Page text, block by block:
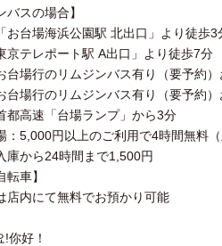
バスの場合】
お台場海浜公園駅 北出口」より徒歩3
京テレポート駅 A出口」より徒歩7分
台場行のリムジンバス有り（要予約
台場行のリムジンバス有り（要予約
都高速「台場ランプ」から3分
：5,000円以上のご利用で4時間無料
庫から24時間まで1,500円
転車】
店内にて無料でお預かり可能
你好！